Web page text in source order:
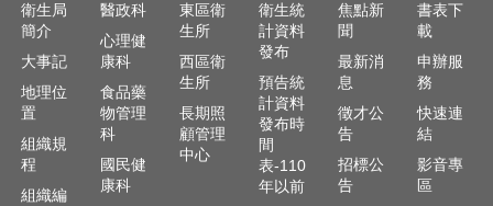
局
長
信
箱
粉
絲
專
頁
衛生局
簡介
大事記
地理位
置
組織規
程
組織編
醫政科
心理健
康科
食品藥
物管理
科
國民健
康科
東區衛
生所
西區衛
生所
長期照
顧管理
中心
衛生統
計資料
發布
預告統
計資料
發布時
間
表-110
年以前
焦點新
聞
最新消
息
徵才公
告
招標公
告
書表下
載
申辦服
務
快速連
結
影音專
區